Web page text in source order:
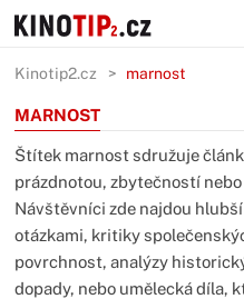
Kinotip2.cz marnost
MARNOST
Štítek marnost sdružuje
prázdnotou, zbytečností
Návštěvníci zde najdou
otázkami, kritiky
povrchnost, analýzy
dopady, nebo umělecká díla,